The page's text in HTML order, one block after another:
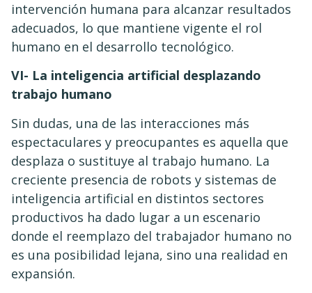
intervención humana para alcanzar resultados
adecuados, lo que mantiene vigente el rol
humano en el desarrollo tecnológico.
VI- La inteligencia artificial desplazando
trabajo humano
Sin dudas, una de las interacciones más
espectaculares y preocupantes es aquella que
desplaza o sustituye al trabajo humano. La
creciente presencia de robots y sistemas de
inteligencia artificial en distintos sectores
productivos ha dado lugar a un escenario
donde el reemplazo del trabajador humano no
es una posibilidad lejana, sino una realidad en
expansión.​